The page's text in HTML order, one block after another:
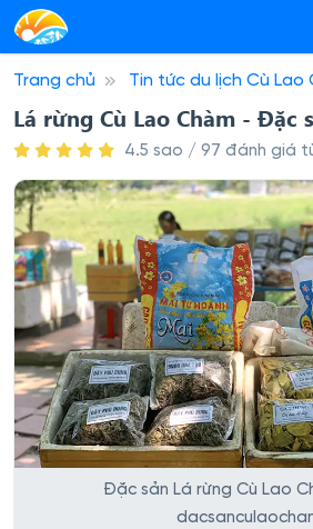
Trang chủ Tin tức du lịch Cù Lao
Cù Lao Chàm
Lá rừng Cù Lao
Lá rừng Cù Lao Chàm - Đặc
4.5 sao / 97 đánh giá
Đặc sản Lá rừng Cù Lao